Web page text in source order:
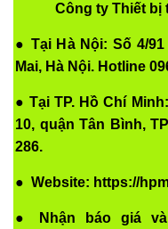
Công ty Thiết bị
● Tại Hà Nội: Số 4/
Mai, Hà Nội. Hotline
● Tại TP. Hồ Chí
10, quận Tân Bình,
286.
● Website: https://
● Nhận báo giá